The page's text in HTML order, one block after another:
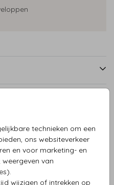
technieken om een
ons websiteverkeer
en voor marketing- en
van
wijzigen of intrekken op
jongen op strand in een
hem op de trap, mooi